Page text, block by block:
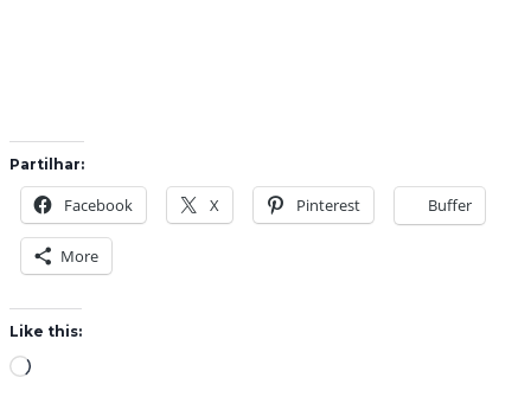
Partilhar:
Facebook X Pinterest Buffer
More
Like this:
L